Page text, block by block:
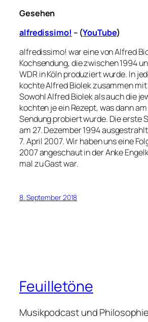
Gesehen
alfredissimo! – (YouTube)
alfredissimo! war eine von Alfred
Kochsendung, die zwischen 1994
WDR in Köln produziert wurde. In
kochte Alfred Biolek zusammen
Sowohl Alfred Biolek als auch die
kochten je ein Rezept, was dann
Sendung probiert wurde. Die erste
am 27. Dezember 1994
7. April 2007. Wir haben uns eine
2007 angeschaut in der Anke
mal zu Gast war.
8. September 2018
Feuilletöne
Musikpodcast und